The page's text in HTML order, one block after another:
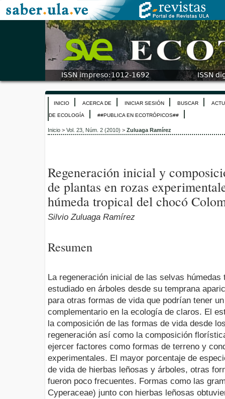
INICIO ACERCA DE INICIAR SESIÓN BUSCAR
DE ECOLOGÍA ##PUBLICA EN ECOTRÓPICOS##
Inicio > Vol. 23, Núm. 2 (2010) > Zuluaga Ramírez
Regeneración inicial y
de plantas en rozas
húmeda tropical del chocó
Silvio Zuluaga Ramírez
Resumen
La regeneración inicial de las selvas
estudiado en árboles desde su temprana
para otras formas de vida que podrían tener
complementario en la ecología de claros. El
la composición de las formas de vida desde
regeneración así como la composición
ejercer factores como formas de terreno y
experimentales. El mayor porcentaje de
de vida de hierbas leñosas y árboles, otras
fueron poco frecuentes. Formas como las
Cyperaceae) junto con hierbas leñosas